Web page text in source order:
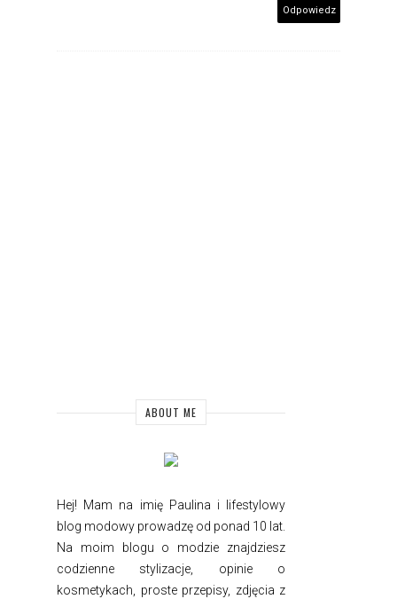
Odpowiedz
ABOUT ME
Hej! Mam na imię Paulina i
lifestylowy
blog modowy prowadzę od ponad 10 lat.
Na moim blogu o modzie znajdziesz
codzienne stylizacje, opinie o
kosmetykach, proste przepisy, zdjęcia z